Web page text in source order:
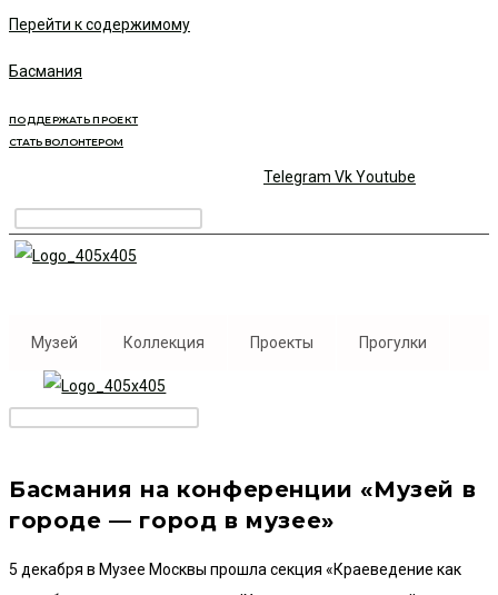
Перейти к содержимому
Басмания
ПОДДЕРЖАТЬ ПРОЕКТ
СТАТЬ ВОЛОНТЕРОМ
Telegram VkYoutube
Музей Коллекция Проекты Прогулки
Басмания на конференции «Музей в
городе — город в музее»
5 декабря в Музее Москвы прошла секция «Краеведение как